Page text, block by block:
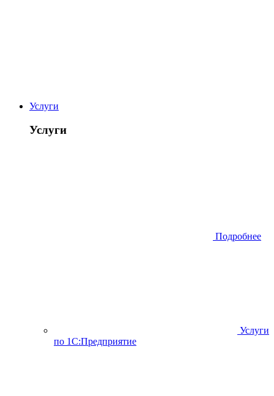
Услуги
Услуги
Подробнее
Услуги
по 1С:Предприятие